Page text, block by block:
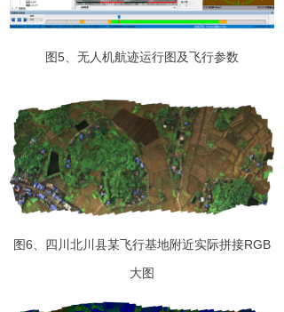
图5 、无人机航迹运行图及飞行参数
图6 四川北川县某飞行基地附近实际拼接RGB
大图